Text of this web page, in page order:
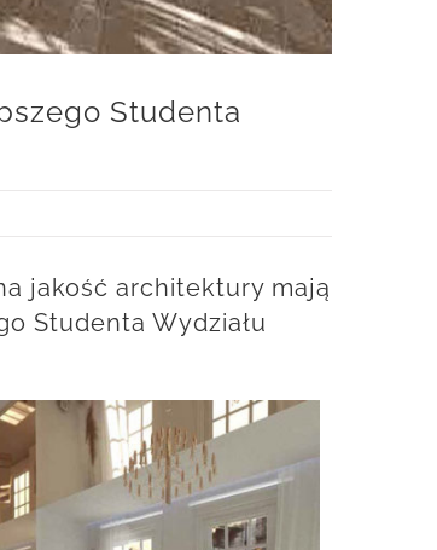
Studenta
jakość architektury mają
Studenta Wydziału